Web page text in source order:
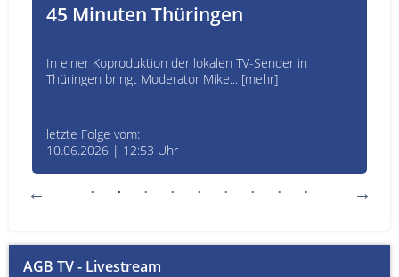
45 Minuten Thüringen
In einer Koproduktion der lokalen TV-Sender in
Thüringen bringt Moderator Mike... [mehr]
letzte Folge vom:
10.06.2026 | 12:53 Uhr
AGB TV - Livestream